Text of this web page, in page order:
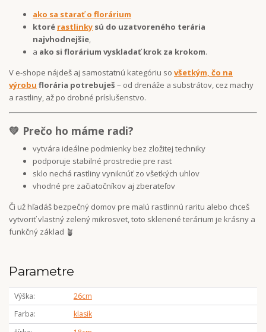
ako sa starať o florárium
ktoré rastlinky sú do uzatvoreného terária
najvhodnejšie,
a ako si florárium vyskladať krok za krokom.
V e-shope nájdeš aj samostatnú kategóriu so všetkým, čo na
výrobu florária potrebuješ – od drenáže a substrátov, cez machy
a rastliny, až po drobné príslušenstvo.
💚 Prečo ho máme radi?
vytvára ideálne podmienky bez zložitej techniky
podporuje stabilné prostredie pre rast
sklo nechá rastliny vyniknúť zo všetkých uhlov
vhodné pre začiatočníkov aj zberateľov
Či už hľadáš bezpečný domov pre malú rastlinnú raritu alebo chceš
vytvoriť vlastný zelený mikrosvet, toto sklenené terárium je krásny a
funkčný základ 🪴
Parametre
Výška
26cm
Farba
klasik